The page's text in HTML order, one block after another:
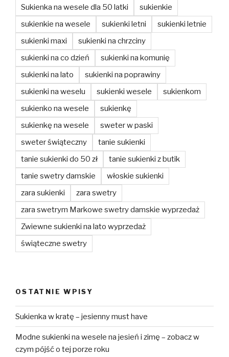
Sukienka na wesele dla 50 latki
sukienkie
sukienkie na wesele
sukienki letni
sukienki letnie
sukienki maxi
sukienki na chrzciny
sukienki na co dzień
sukienki na komunię
sukienki na lato
sukienki na poprawiny
sukienki na weselu
sukienki wesele
sukienkom
sukienko na wesele
sukienkę
sukienkę na wesele
sweter w paski
sweter świąteczny
tanie sukienki
tanie sukienki do 50 zł
tanie sukienki z butik
tanie swetry damskie
włoskie sukienki
zara sukienki
zara swetry
zara swetrym Markowe swetry damskie wyprzedaż
Zwiewne sukienki na lato wyprzedaż
świąteczne swetry
OSTATNIE WPISY
Sukienka w kratę – jesienny must have
Modne sukienki na wesele na jesień i zimę – zobacz w
czym pójść o tej porze roku